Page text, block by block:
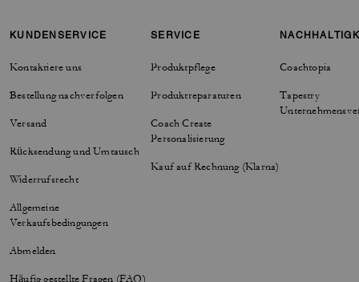
KUNDENSERVICE
Kontaktiere uns
Bestellung nachverfolgen
Versand
Rücksendung und Umtausch
Widerrufsrecht
Allgemeine
Verkaufsbedingungen
Abmelden
Häufig gestellte Fragen (FAQ)
SERVICE
Produktpflege
Produktreparaturen
Coach Create
Personalisierung
Kauf auf Rechnung (Klarna)
Coachtopia
Tapestry